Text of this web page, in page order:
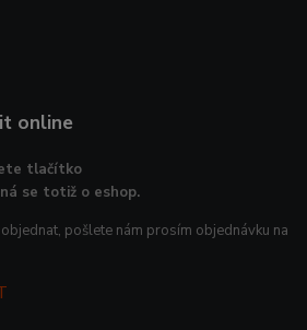
online
tlačítko
se totiž o eshop.
pošlete nám prosím objednávku na